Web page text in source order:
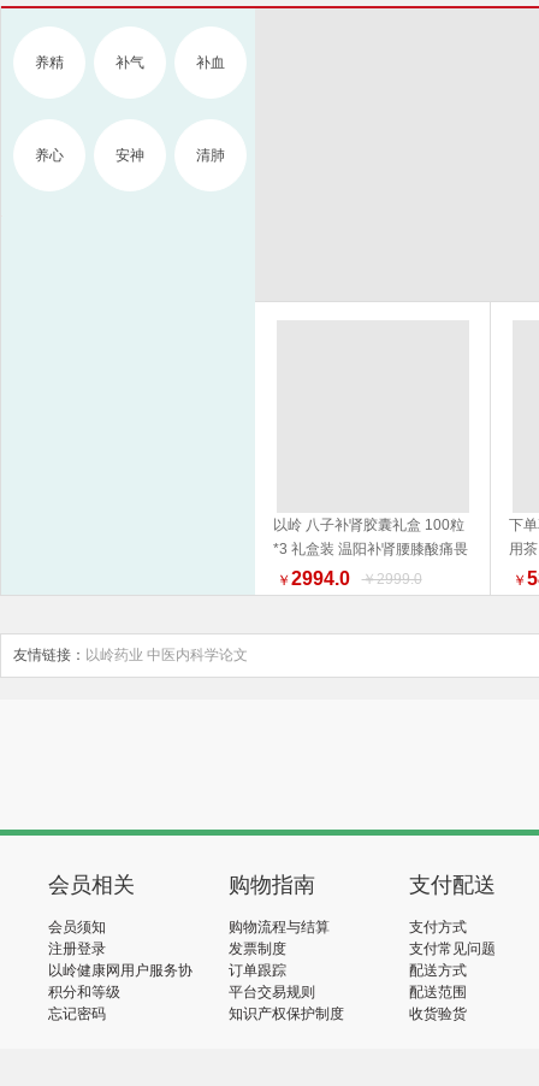
养精 补气 补血
养心 安神 清肺
以岭 八子补肾胶囊礼盒 100粒
*3 礼盒装 温阳补肾腰膝酸痛畏
寒 新旧包装随机发货
￥ 2994.0 ￥2999.0
下
用
￥
友情链接： 以岭药业 中医内科学论文
会员相关
会员须知
注册登录
以岭健康网用户服务协
议
积分和等级
忘记密码
购物指南
购物流程与结算
发票制度
订单跟踪
平台交易规则
知识产权保护制度
支付配送
支付方式
支付常见问题
配送方式
配送范围
收货验货